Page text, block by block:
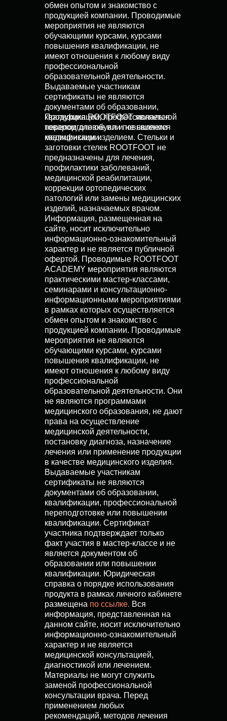
обмен опытом и знакомство с
продукцией компании. Проводимые
мероприятия не являются
обучающими курсами, курсами
повышения квалификации, не
имеют отношения к любому виду
профессиональной
образовательной деятельности.
Выдаваемые участникам
сертификаты не являются
документами об образовании,
квалификации, профессиональной
переподготовке или повышении
квалификации.
Продукция ROOTFOOT является
товаром для обуви и не является
медицинским изделием. Стельки и
заготовки стелек ROOTFOOT не
предназначены для лечения,
профилактики заболеваний,
медицинской реабилитации,
коррекции ортопедических
патологий или замены медицинских
изделий, назначаемых врачом.
Информация, размещенная на
сайте, носит исключительно
информационно-ознакомительный
характер и не является публичной
офертой. Проводимые ROOTFOOT
ACADEMY мероприятия являются
практическими мастер-классами,
семинарами и консультационно-
информационными мероприятиями
в рамках которых осуществляется
обмен опытом и знакомство с
продукцией компании. Проводимые
мероприятия не являются
обучающими курсами, курсами
повышения квалификации, не
имеют отношения к любому виду
профессиональной
образовательной деятельности. Они
не являются программами
медицинского образования, не дают
права на осуществление
медицинской деятельности,
постановку диагноза, назначение
лечения или применение продукции
в качестве медицинского изделия.
Выдаваемые участникам
сертификаты не являются
документами об образовании,
квалификации, профессиональной
переподготовке или повышении
квалификации. Сертификат
участника подтверждает только
факт участия в мастер-классе и не
является документом об
образовании или повышении
квалификации. Юридическая
справка о порядке использования
продукта в рамках личного кабинете
размещена по ссылке. Вся
информация, представленная на
данном сайте, носит исключительно
информационно-ознакомительный
характер и не является
медицинской консультацией,
диагностикой или лечением.
Материалы не могут служить
заменой профессиональной
консультации врача. Перед
применением любых
рекомендаций, методов лечения